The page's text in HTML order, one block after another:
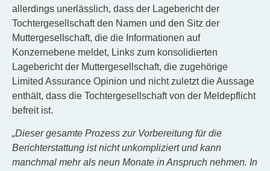
allerdings unerlässlich, dass der Lagebericht der
Tochtergesellschaft den Namen und den Sitz der
Muttergesellschaft, die die Informationen auf
Konzernebene meldet, Links zum konsolidierten
Lagebericht der Muttergesellschaft, die zugehörige
Limited Assurance Opinion und nicht zuletzt die Aussage
enthält, dass die Tochtergesellschaft von der Meldepflicht
befreit ist.
„Dieser gesamte Prozess zur Vorbereitung für die
Berichterstattung ist nicht unkompliziert und kann
manchmal mehr als neun Monate in Anspruch nehmen. In